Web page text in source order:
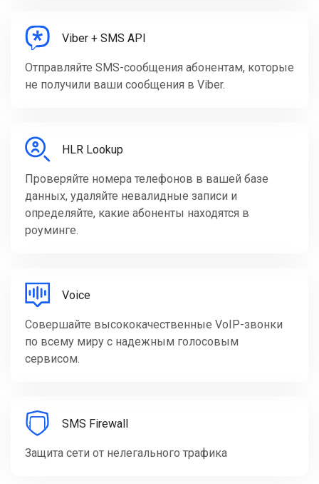
Viber + SMS API
Отправляйте SMS-сообщения абонентам, которые
не получили ваши сообщения в Viber.
HLR Lookup
Проверяйте номера телефонов в вашей базе
данных, удаляйте невалидные записи и
определяйте, какие абоненты находятся в
роуминге.
Voice
Совершайте высококачественные VoIP-звонки
по всему миру с надежным голосовым
сервисом.
SMS Firewall
Защита сети от нелегального трафика